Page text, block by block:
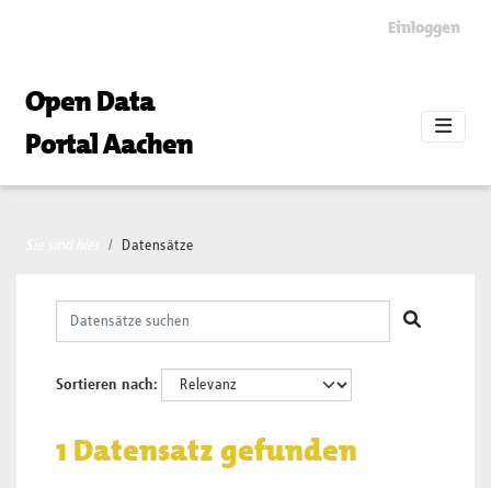
Einloggen
Open Data
Portal Aachen
Datensätze
Sortieren nach
1 Datensatz gefunden